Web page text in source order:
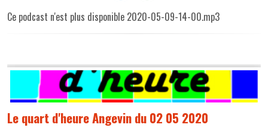
Ce podcast n'est plus disponible 2020-05-09-14-00.mp3
Le quart d'heure Angevin du 02 05 2020